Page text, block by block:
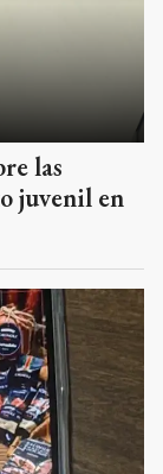
las
juvenil en